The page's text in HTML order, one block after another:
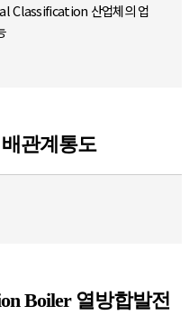
산업체의 업
관계통도
Boiler 열방합발전